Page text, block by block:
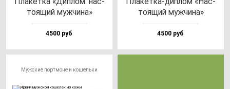
то­ящий муж­чи­на»
4500 руб
то­ящий муж­чи­на»
4500 руб
Мужские портмоне и кошельки